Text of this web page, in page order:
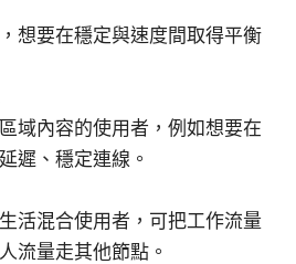
想要在穩定與速度間取得平衡
域內容的使用者，例如想要在
遲、穩定連線。
活混合使用者，可把工作流量
流量走其他節點。